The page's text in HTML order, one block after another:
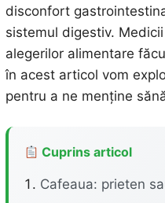
disconfort
sistemul digestiv.
alegerilor alimentare
în acest articol vom
pentru a ne menține
Cuprins articol
Cafeaua: prieten